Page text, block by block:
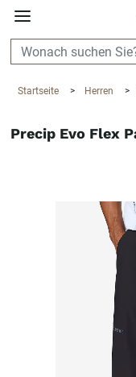
360°
Startseite > Herren >
Precip Evo Flex